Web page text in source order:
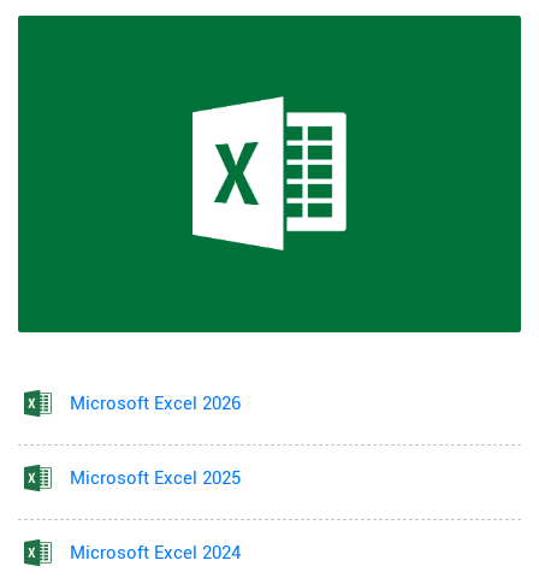
Microsoft Excel 2026
Microsoft Excel 2025
Microsoft Excel 2024